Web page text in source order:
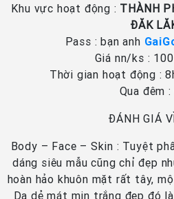
Khu vực hoạt động : THÀNH
ĐĂK
Pass : bạn anh
Giá nn/ks :
Thời gian hoạt động :
Qua đêm :
ĐÁNH GIÁ
Body – Face – Skin : Tuyệt
dáng siêu mẫu cũng chỉ đẹp
hoàn hảo khuôn mặt rất tây,
Da dẻ mát mịn trắng đẹp đó